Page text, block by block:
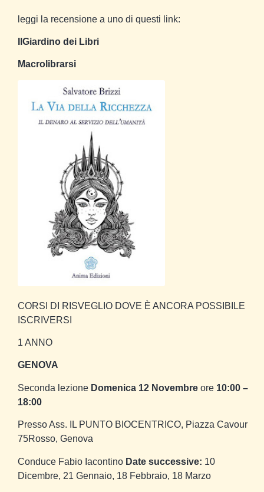
leggi la recensione a uno di questi link:
IlGiardino dei Libri
Macrolibrarsi
CORSI DI RISVEGLIO DOVE È ANCORA POSSIBILE
ISCRIVERSI
1 ANNO
GENOVA
Seconda lezione Domenica 12 Novembre ore 10:00 –
18:00
Presso Ass. IL PUNTO BIOCENTRICO, Piazza Cavour
75Rosso, Genova
Conduce Fabio Iacontino Date successive: 10
Dicembre, 21 Gennaio, 18 Febbraio, 18 Marzo